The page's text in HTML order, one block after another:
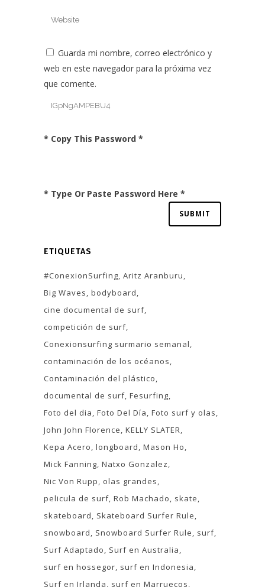
Guarda mi nombre, correo electrónico y
web en este navegador para la próxima vez
que comente.
* Copy This Password *
* Type Or Paste Password Here *
ETIQUETAS
#ConexionSurfing Aritz Aranburu
Big Waves bodyboard
cine documental de surf
competición de surf
Conexionsurfing surmario semanal
contaminación de los océanos
Contaminación del plástico
documental de surf Fesurfing
Foto del dia Foto Del Día Foto surf y olas
John John Florence KELLY SLATER
Kepa Acero longboard Mason Ho
Mick Fanning Natxo Gonzalez
Nic Von Rupp
olas grandes
pelicula de surf Rob Machado
skate
skateboard
Skateboard Surfer Rule
snowboard
Snowboard Surfer Rule
surf
Surf Adaptado
Surf en Australia
surf en hossegor surf en Indonesia
Surf en Irlanda
surf en Marruecos